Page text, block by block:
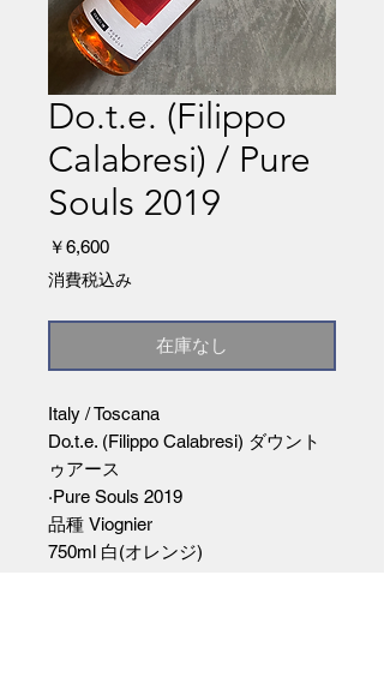
Do.t.e. (Filippo
Calabresi) / Pure
Souls 2019
￥6,600価
格
消費税込み
在庫なし
Italy / Toscana
Do.t.e. (Filippo Calabresi) ダウント
ゥアース
·Pure Souls 2019
品種 Viognier
750ml 白(オレンジ)